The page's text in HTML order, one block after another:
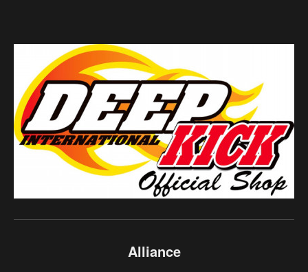
Alliance